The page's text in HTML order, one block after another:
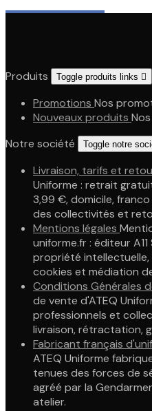
Produits Toggle produits links 
Promotions Nos
Nouveaux produits
Notre société
Toggle notre
Livraison, tarifs et
Uniforme : retrait
3,99 €, domicile,
des collectivités et
Mentions légales
uniforme.fr : éditeur
propriété
cookies et médiation
Conditions Générales
de vente d'ATEQ
professionnels et
livraison, rétractation,
Fabricant français
ATEQ Uniforme
tenues des forces de
agréé par la
atelier.